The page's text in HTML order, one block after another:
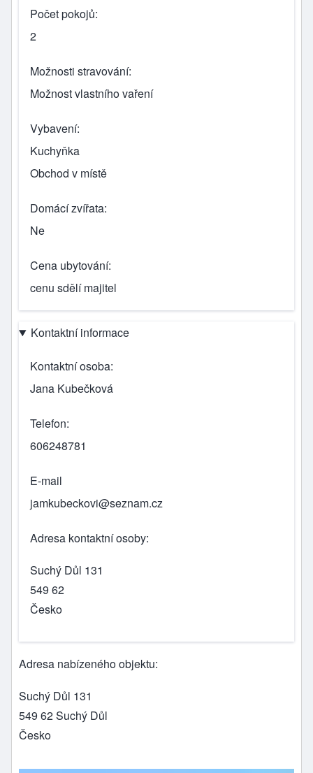
Počet pokojů
2
Možnosti stravování
Možnost vlastního vaření
Vybavení
Kuchyňka
Obchod v místě
Domácí zvířata
Ne
Cena ubytování
cenu sdělí majitel
Kontaktní informace
Kontaktní osoba
Jana Kubečková
Telefon
606248781
E-mail
jamkubeckovi@seznam.cz
Adresa kontaktní osoby
Suchý Důl 131
549 62
Česko
Adresa nabízeného objektu
Suchý Důl 131
549 62Suchý Důl
Česko